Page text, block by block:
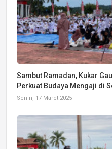
Sambut Ramadan, Kukar
Perkuat Budaya Mengaji di
Senin, 17 Maret 2025